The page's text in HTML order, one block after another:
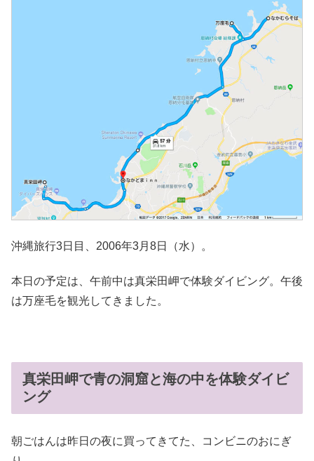
沖縄旅行3日目、2006年3月8日（水）。
本日の予定は、午前中は真栄田岬で体験ダイビング。午後
は万座毛を観光してきました。
真栄田岬で青の洞窟と海の中を体験ダイビ
ング
朝ごはんは昨日の夜に買ってきてた、コンビニのおにぎ